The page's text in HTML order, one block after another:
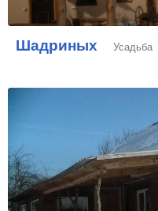
Шадриных Усадьба